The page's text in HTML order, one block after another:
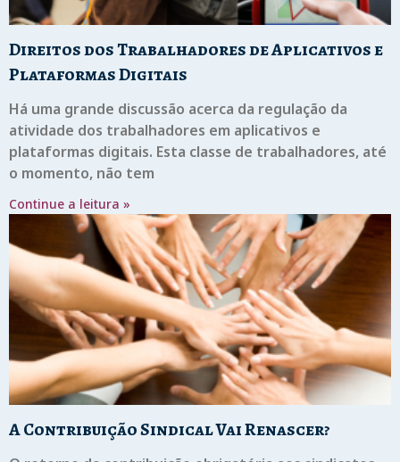
Direitos dos Trabalhadores de Aplicativos e
Plataformas Digitais
Há uma grande discussão acerca da regulação da
atividade dos trabalhadores em aplicativos e
plataformas digitais. Esta classe de trabalhadores, até
o momento, não tem
Continue a leitura »
A Contribuição Sindical Vai Renascer?